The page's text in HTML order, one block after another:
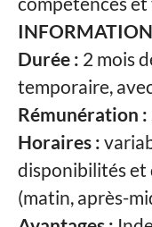
Durée : 2 mois
temporaire,
Rémunération :
Horaires :
disponibilités et
(matin, après-